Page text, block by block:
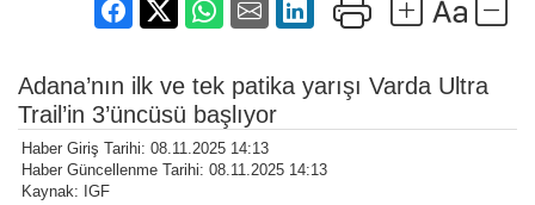
Adana’nın ilk ve tek patika yarışı Varda Ultra
Trail’in 3’üncüsü başlıyor
Haber Giriş Tarihi: 08.11.2025 14:13
Haber Güncellenme Tarihi: 08.11.2025 14:13
Kaynak: IGF